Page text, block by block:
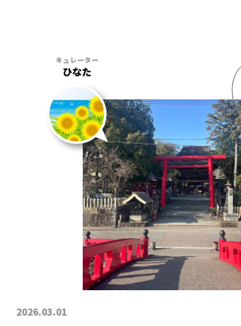
2026.03.01
ひなた